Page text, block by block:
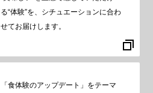
る“体験”を、シチュエーションに合わ
せてお届けします。
「食体験のアップデート」をテーマ